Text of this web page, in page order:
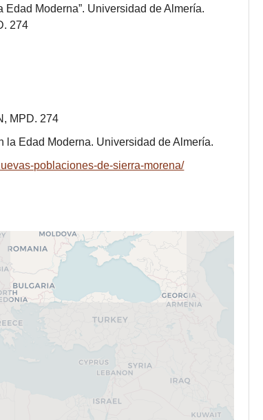
Edad Moderna”. Universidad de Almería.
274
MPD. 274
la Edad Moderna. Universidad de Almería.
poblaciones-de-sierra-morena/